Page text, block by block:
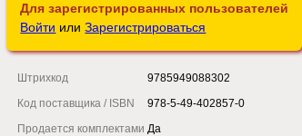
Для зарегистрированных пользователей
Войти илиЗарегистрироваться
Штрихкод
9785949088302
Код поставщика / ISBN
978-5-49-402857-0
Продается комплектами Да